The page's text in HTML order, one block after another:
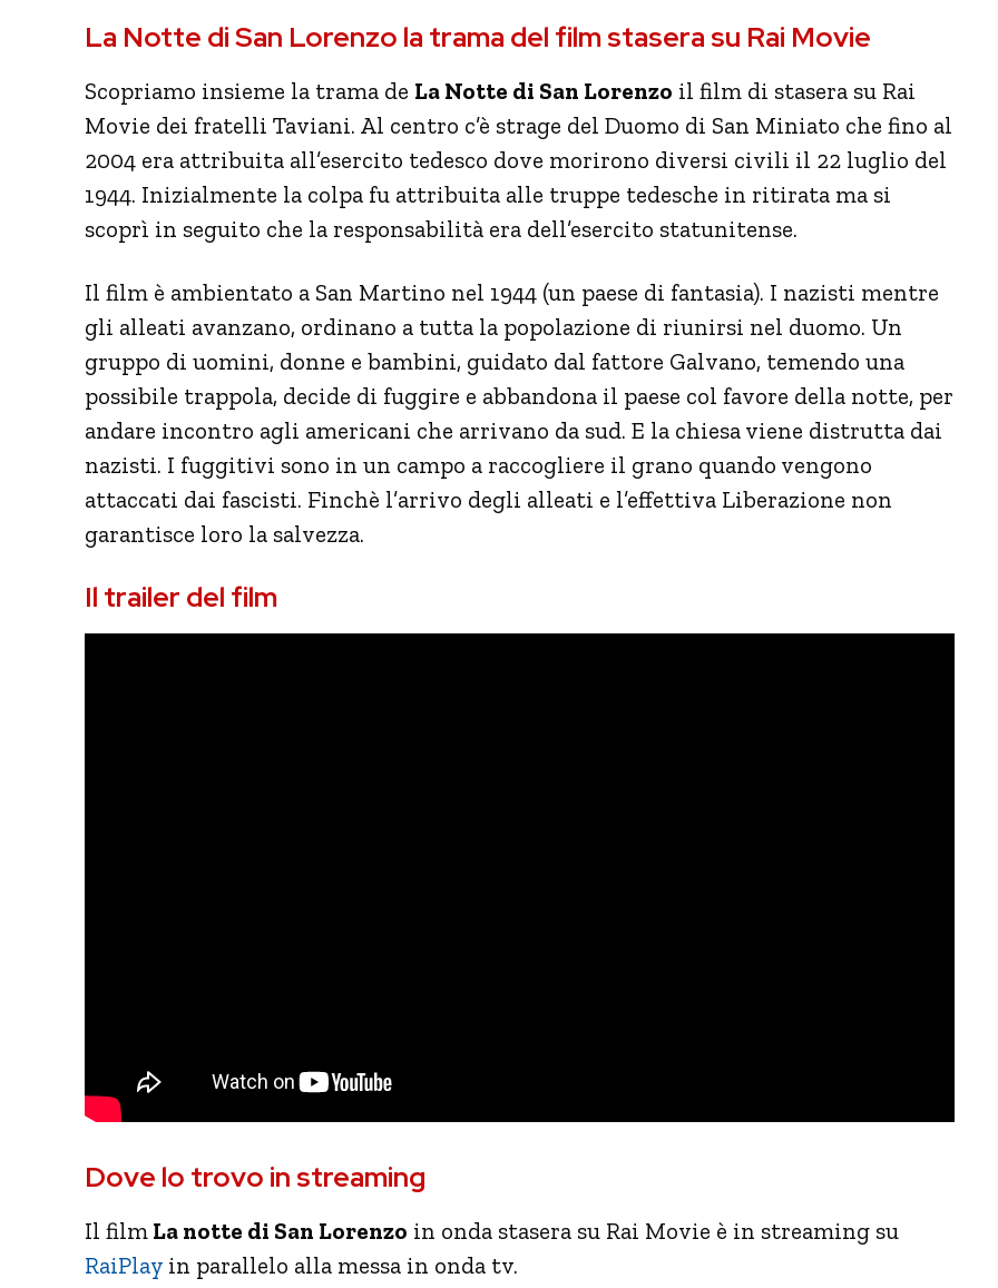
La Notte di San Lorenzo la trama del film stasera su Rai Movie
Scopriamo insieme la trama de La Notte di San Lorenzo il film di stasera su Rai
Movie dei fratelli Taviani. Al centro c’è strage del Duomo di San Miniato che fino al
2004 era attribuita all’esercito tedesco dove morirono diversi civili il 22 luglio del
1944. Inizialmente la colpa fu attribuita alle truppe tedesche in ritirata ma si
scoprì in seguito che la responsabilità era dell’esercito statunitense.
Il film è ambientato a San Martino nel 1944 (un paese di fantasia). I nazisti mentre
gli alleati avanzano, ordinano a tutta la popolazione di riunirsi nel duomo. Un
gruppo di uomini, donne e bambini, guidato dal fattore Galvano, temendo una
possibile trappola, decide di fuggire e abbandona il paese col favore della notte, per
andare incontro agli americani che arrivano da sud. E la chiesa viene distrutta dai
nazisti. I fuggitivi sono in un campo a raccogliere il grano quando vengono
attaccati dai fascisti. Finchè l’arrivo degli alleati e l’effettiva Liberazione non
garantisce loro la salvezza.
Il trailer del film
Dove lo trovo in streaming
Il film La notte di San Lorenzo in onda stasera su Rai Movie è in streaming su
RaiPlay in parallelo alla messa in onda tv.